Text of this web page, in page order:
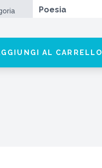
Poesia
AL CARRELLO